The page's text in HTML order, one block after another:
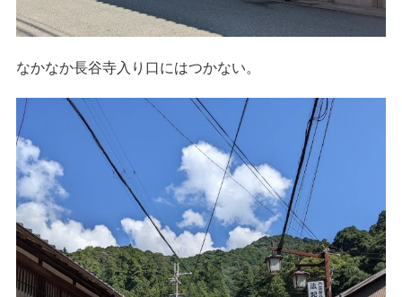
なかなか長谷寺入り口にはつかない。